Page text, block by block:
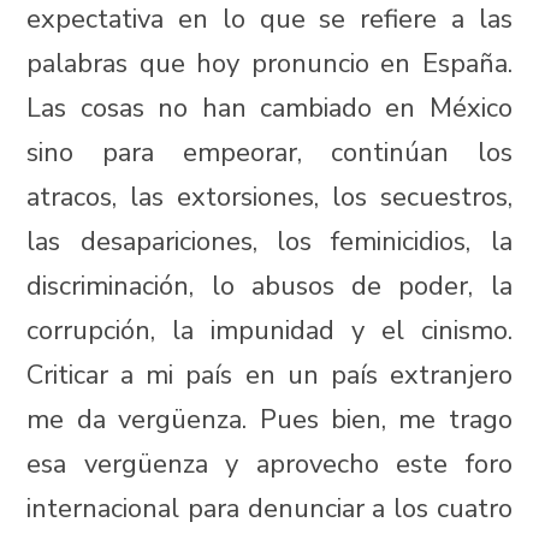
expectativa en lo que se refiere a las
palabras que hoy pronuncio en España.
Las cosas no han cambiado en México
sino para empeorar, continúan los
atracos, las extorsiones, los secuestros,
las desapariciones, los feminicidios, la
discriminación, lo abusos de poder, la
corrupción, la impunidad y el cinismo.
Criticar a mi país en un país extranjero
me da vergüenza. Pues bien, me trago
esa vergüenza y aprovecho este foro
internacional para denunciar a los cuatro